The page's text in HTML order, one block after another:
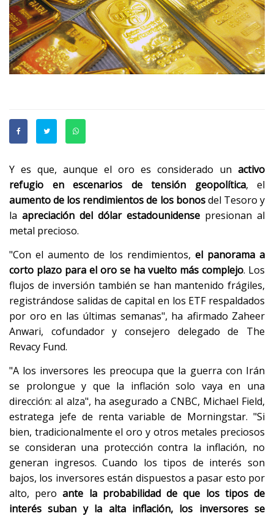
Y es que, aunque el oro es considerado un activo
refugio en escenarios de tensión geopolítica, el
aumento de los rendimientos de los bonosdel Tesoro y
la apreciación del dólar estadounidense presionan al
metal precioso.
"Con el aumento de los rendimientos, el panorama a
corto plazo para el oro se ha vuelto más complejo. Los
flujos de inversión también se han mantenido frágiles,
registrándose salidas de capital en los ETF respaldados
por oro en las últimas semanas", ha afirmado Zaheer
Anwari, cofundador y consejero delegado de The
Revacy Fund.
"A los inversores les preocupa que la guerra con Irán
se prolongue y que la inflación solo vaya en una
dirección: al alza", ha asegurado a CNBC, Michael Field,
estratega jefe de renta variable de Morningstar. "Si
bien, tradicionalmente el oro y otros metales preciosos
se consideran una protección contra la inflación, no
generan ingresos. Cuando los tipos de interés son
bajos, los inversores están dispuestos a pasar esto por
alto, peroante la probabilidad de que los tipos de
interés suban y la alta inflación, los inversores se